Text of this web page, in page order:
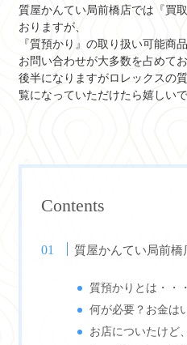
質屋かんてい局前橋店では『買
おりますが、
『質預かり』の取り扱い可能商
お問い合わせが大多数を占めてお
後半になりますがロレックスの
覧になっていただけたら嬉しいで
Contents
質屋かんてい局前橋
質預かりとは・・
何が必要？お金は
お店についたけど